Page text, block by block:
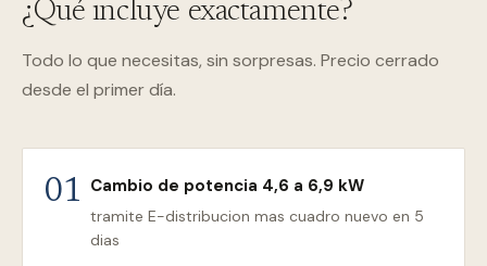
¿Qué incluye exactamente?
Todo lo que necesitas, sin sorpresas. Precio cerrado
desde el primer día.
01 Cambio de potencia 4,6 a 6,9 kW
tramite E-distribucion mas cuadro nuevo en 5
dias